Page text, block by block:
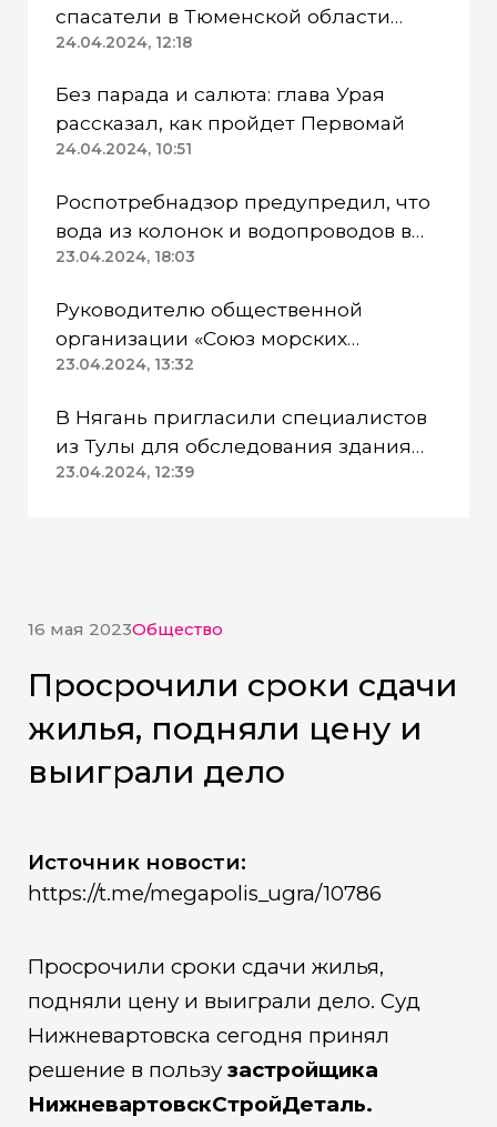
спасатели в Тюменской области
работают в две смены
24.04.2024, 12:18
Без парада и салюта: глава Урая
рассказал, как пройдет Первомай
24.04.2024, 10:51
Роспотребнадзор предупредил, что
вода из колонок и водопроводов в
Казанском районе непригодна для
23.04.2024, 18:03
Руководителю общественной
организации «Союз морских
пехотинцев» Югры вынесли
23.04.2024, 13:32
В Нягань пригласили специалистов
из Тулы для обследования здания
ДК «Геолог»
23.04.2024, 12:39
16 мая 2023Общество
Просрочили сроки сдачи
жилья, подняли цену и
выиграли дело
Источник новости:
https://t.me/megapolis_ugra/10786
Просрочили сроки сдачи жилья,
подняли цену и выиграли дело. Суд
Нижневартовска сегодня принял
решение в пользузастройщика
НижневартовскСтройДеталь.